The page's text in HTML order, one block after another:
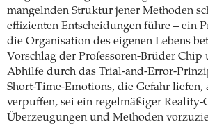
mangelnden Struktur jener Methoden
effizienten Entscheidungen führe – ein
die Organisation des eigenen Lebens
Vorschlag der Professoren-Brüder Chip
Abhilfe durch das Trial-and-Error-
Short-Time-Emotions, die Gefahr
verpuffen, sei ein regelmäßiger Reality-
Überzeugungen und Methoden